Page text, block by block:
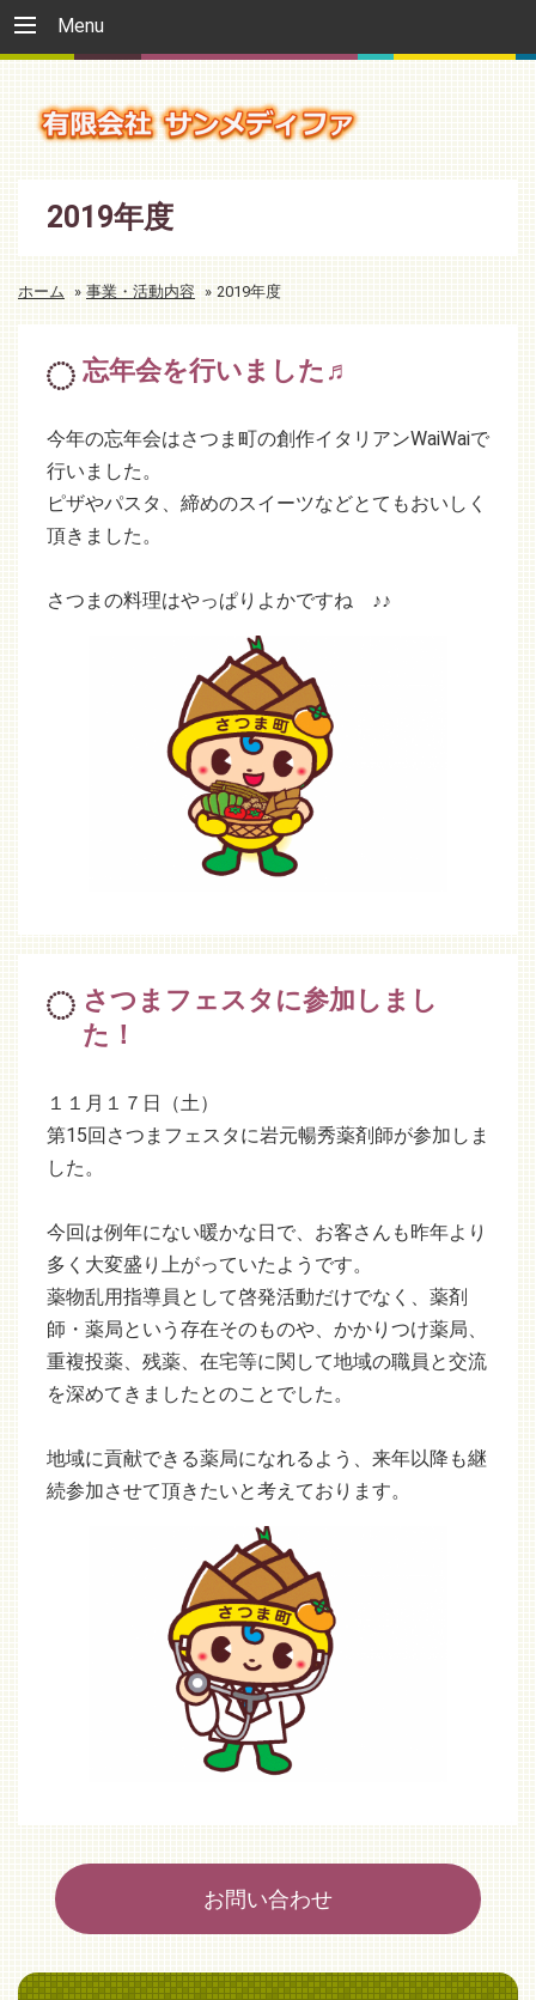
Menu
2019年度
ホーム » 事業・活動内容 » 2019年度
忘年会を行いました♬
今年の忘年会はさつま町の創作イタリアンWaiWaiで
行いました。
ピザやパスタ、締めのスイーツなどとてもおいしく
頂きました。
さつまの料理はやっぱりよかですね ♪♪
さつまフェスタに参加しまし
た！
１１月１７日（土）
第15回さつまフェスタに岩元暢秀薬剤師が参加しま
した。
今回は例年にない暖かな日で、お客さんも昨年より
多く大変盛り上がっていたようです。
薬物乱用指導員として啓発活動だけでなく、薬剤
師・薬局という存在そのものや、かかりつけ薬局、
重複投薬、残薬、在宅等に関して地域の職員と交流
を深めてきましたとのことでした。
地域に貢献できる薬局になれるよう、来年以降も継
続参加させて頂きたいと考えております。
お問い合わせ